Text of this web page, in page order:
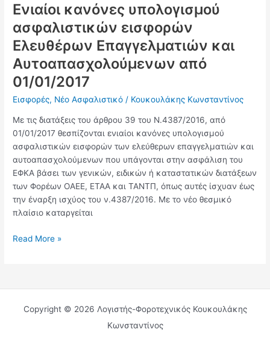
Ενιαίοι κανόνες υπολογισμού
ασφαλιστικών εισφορών
Ελευθέρων Επαγγελματιών και
Αυτοαπασχολούμενων από
01/01/2017
Εισφορές, Νέο Ασφαλιστικό / Κουκουλάκης Κωνσταντίνος
Με τις διατάξεις του άρθρου 39 του Ν.4387/2016, από
01/01/2017 θεσπίζονται ενιαίοι κανόνες υπολογισμού
ασφαλιστικών εισφορών των ελεύθερων επαγγελματιών και
αυτοαπασχολούμενων που υπάγονται στην ασφάλιση του
ΕΦΚΑ βάσει των γενικών, ειδικών ή καταστατικών διατάξεων
των Φορέων ΟΑΕΕ, ΕΤΑΑ και ΤΑΝΤΠ, όπως αυτές ίσχυαν έως
την έναρξη ισχύος του ν.4387/2016. Με το νέο θεσμικό
πλαίσιο καταργείται
Read More »
Copyright © 2026 Λογιστής-Φοροτεχνικός Κουκουλάκης
Κωνσταντίνος